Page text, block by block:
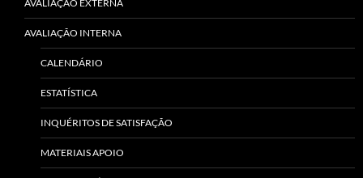
AVALIAÇÃO EXTERNA
AVALIAÇÃO INTERNA
CALENDÁRIO
ESTATÍSTICA
INQUÉRITOS DE SATISFAÇÃO
MATERIAIS APOIO